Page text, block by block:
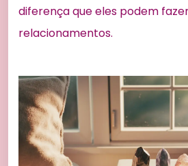
diferença que eles podem
relacionamentos.